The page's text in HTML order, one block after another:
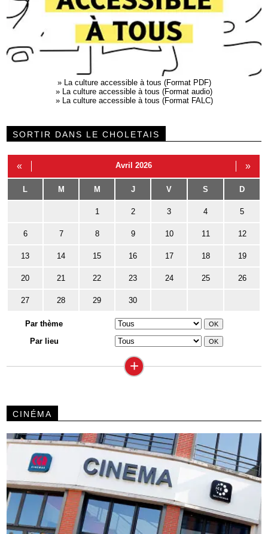
» La culture accessible à tous (Format PDF)
» La culture accessible à tous (Format audio)
» La culture accessible à tous (Format FALC)
SORTIR DANS LE CHOLETAIS
« Avril 2026 »
L M M J V S D
1 2 3 4 5
6 7 8 9 10 11 12
13 14 15 16 17 18 19
20 21 22 23 24 25 26
27 28 29 30
Par thème
Par lieu
+
CINÉMA